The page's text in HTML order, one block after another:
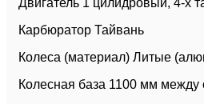
Двигатель 1 цилидровый, 4-х
Карбюратор Тайвань
Колеса (материал) Литые
Колесная база 1100 мм между